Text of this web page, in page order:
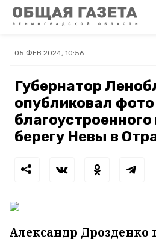
05 ФЕВ 2024, 10:56
Губернатор
опубликовал фото
берегу Невы в
Александр Дрозденко